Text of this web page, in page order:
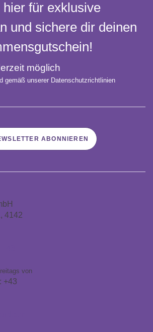
hier für exklusive
und sichere dir deinen
möglich
gemäß unserer Datenschutzrichtlinien
ABONNIEREN
4142
von
: +43